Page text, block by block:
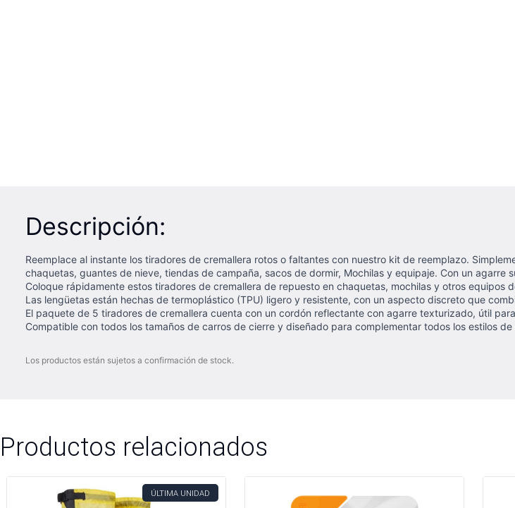
Descripción:
Reemplace al instante los tiradores de cremallera rotos o faltantes con nuestro kit de reemplazo.
chaquetas, guantes de nieve, tiendas de campaña, sacos de dormir, Mochilas y equipaje. Con un
Coloque rápidamente estos tiradores de cremallera de repuesto en chaquetas, mochilas y otros equipos
Las lengüetas están hechas de termoplástico (TPU) ligero y resistente, con un aspecto discreto que
El paquete de 5 tiradores de cremallera cuenta con un cordón reflectante con agarre texturizado, útil
Compatible con todos los tamaños de carros de cierre y diseñado para complementar todos los estilos
Los productos están sujetos a confirmación de stock.
Productos relacionados
ÚLTIMA UNIDAD